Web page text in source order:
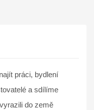
práci, bydlení
a sdílíme
do země